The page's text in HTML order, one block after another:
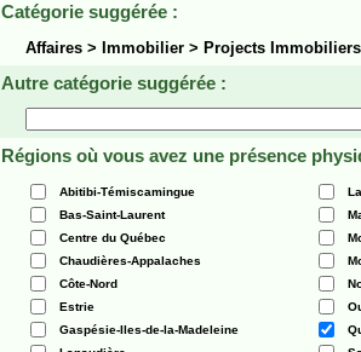
Catégorie suggérée :
Affaires > Immobilier > Projects
Autre catégorie suggérée :
Régions où vous avez une présence
Abitibi-Témiscamingue
Bas-Saint-Laurent
Centre du Québec
Chaudières-Appalaches
Côte-Nord
Estrie
Gaspésie-Iles-de-la-Madeleine